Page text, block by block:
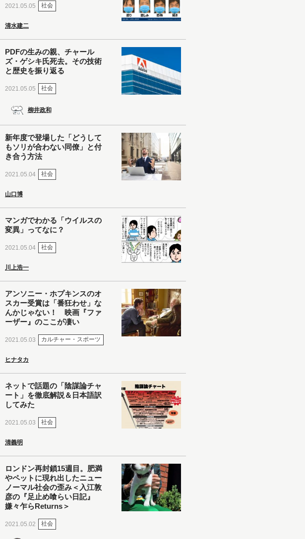
2021.05.05 社会
清水建二
PDFの生みの親、チャール
ズ・ゲシキ氏死去。その技術
と歴史を振り返る
2021.05.05 社会
柳井政和
新年度で登場した「どうして
もソリが合わない同僚」と付
き合う方法
2021.05.04 社会
山口博
マンガでわかる「ウイルスの
変異」ってなに？
2021.05.04 社会
川上浩一
アンソニー・ホプキンスのオ
スカー受賞は「番狂わせ」な
んかじゃない！ 映画『ファ
ーザー』のここが凄い
2021.05.03 カルチャー・スポーツ
ヒナタカ
ネットで話題の「陰謀論チャ
ート」を徹底解説＆日本語訳
してみた
2021.05.03 社会
清義明
ロンドン再封鎖15週目。肥満
やペットに現れ出したニュー
ノーマル社会の歪み＜入江敦
彦の『足止め喰らい日記』
嫌々乍らReturns＞
2021.05.02 社会